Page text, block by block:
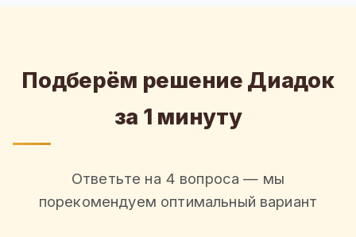
Подберём решение Диадок
за 1 минуту
Ответьте на 4 вопроса — мы
порекомендуем оптимальный вариант